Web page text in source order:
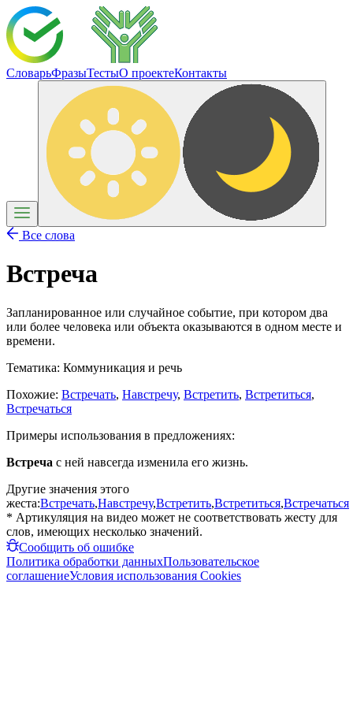
СловарьФразыТестыО проектеКонтакты
Все слова
Встреча
Запланированное или случайное событие, при котором два
или более человека или объекта оказываются в одном месте и
времени.
Тематика: Коммуникация и речь
Похожие: Встречать, Навстречу, Встретить, Встретиться,
Встречаться
Примеры использования в предложениях:
Встреча с ней навсегда изменила его жизнь.
Другие значения этого
жеста:Встречать,Навстречу,Встретить,Встретиться,Встречаться
* Артикуляция на видео может не соответствовать жесту для
слов, имеющих несколько значений.
Сообщить об ошибке
Политика обработки данныхПользовательское
соглашениеУсловия использования Cookies